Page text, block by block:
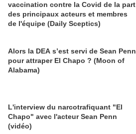
vaccination contre la Covid de la part
des principaux acteurs et membres
de l'équipe (Daily Sceptics)
Alors la DEA s’est servi de Sean Penn
pour attraper El Chapo ? (Moon of
Alabama)
L'interview du narcotrafiquant "El
Chapo" avec l'acteur Sean Penn
(vidéo)